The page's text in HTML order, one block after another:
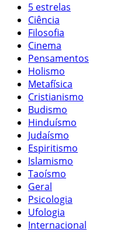
5 estrelas
Ciência
Filosofia
Cinema
Pensamentos
Holismo
Metafísica
Cristianismo
Budismo
Hinduísmo
Judaísmo
Espiritismo
Islamismo
Taoísmo
Geral
Psicologia
Ufologia
Internacional